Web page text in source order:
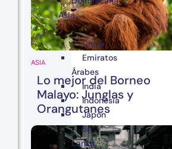
ASIA
Lo mejor del Borneo
Malayo: Junglas y
Orangutanes
Asia
China
Emiratos
Árabes
India
Indonesia
Japón
Sri
Lanka